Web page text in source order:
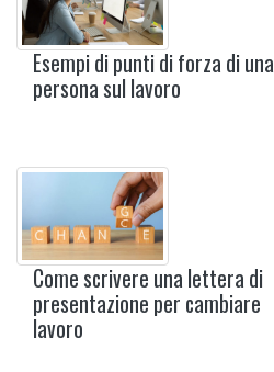
Esempi di punti di forza di una
persona sul lavoro
Come scrivere una lettera di
presentazione per cambiare
lavoro